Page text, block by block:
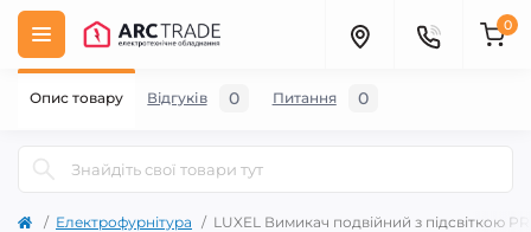
0
Електрофурнітура LUXEL Вимикач подвійний з підсвіткою
Опис товару Відгуків 0 Питання 0